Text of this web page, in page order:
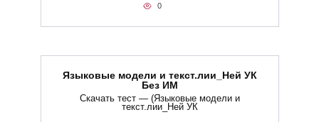
0
Языковые модели и текст.лии_Ней УК
Без ИМ
Скачать тест — (Языковые модели и
текст.лии_Ней УК